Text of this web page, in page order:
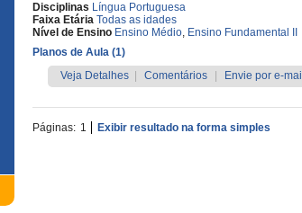
Disciplinas Língua Portuguesa
Faixa Etária Todas as idades
Nível de Ensino Ensino Médio, Ensino Fundamental II
Planos de Aula (1)
Veja Detalhes
Comentários Envie por e-mail
Páginas: 1 Exibir resultado na forma simples